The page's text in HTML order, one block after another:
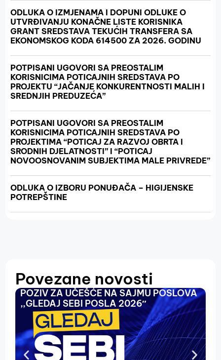
ODLUKA O IZMJENAMA I DOPUNI ODLUKE O
UTVRĐIVANJU KONAČNE LISTE KORISNIKA
GRANT SREDSTAVA TEKUĆIH TRANSFERA SA
EKONOMSKOG KODA 614500 ZA 2026. GODINU
POTPISANI UGOVORI SA PREOSTALIM
KORISNICIMA POTICAJNIH SREDSTAVA PO
PROJEKTU “JAČANJE KONKURENTNOSTI MALIH I
SREDNJIH PREDUZEĆA”
POTPISANI UGOVORI SA PREOSTALIM
KORISNICIMA POTICAJNIH SREDSTAVA PO
PROJEKTIMA “POTICAJ ZA RAZVOJ OBRTA I
SRODNIH DJELATNOSTI” I “POTICAJ
NOVOOSNOVANIM SUBJEKTIMA MALE PRIVREDE”
ODLUKA O IZBORU PONUĐAČA – HIGIJENSKE
POTREPŠTINE
Povezane novosti
POZIV ZA UČEŠĆE NA SAJMU POSLOVA
,,GLEDAJ SEBI POSLA 2026″